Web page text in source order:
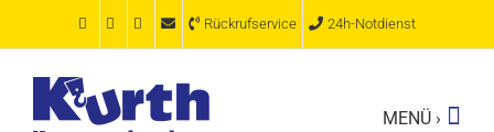
Rückrufservice 24h-Notdienst